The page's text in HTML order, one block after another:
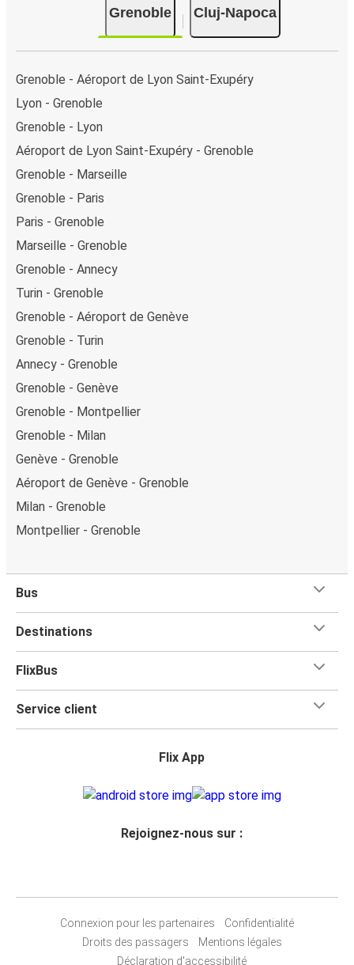
montez à bord du bus).Grenoble Cluj-Napoca
Grenoble - Aéroport de Lyon Saint-Exupéry
Lyon - Grenoble
Grenoble - Lyon
Aéroport de Lyon Saint-Exupéry - Grenoble
Grenoble - Marseille
Grenoble - Paris
Paris - Grenoble
Marseille - Grenoble
Grenoble - Annecy
Turin - Grenoble
Grenoble - Aéroport de Genève
Grenoble - Turin
Annecy - Grenoble
Grenoble - Genève
Grenoble - Montpellier
Grenoble - Milan
Genève - Grenoble
Aéroport de Genève - Grenoble
Milan - Grenoble
Montpellier - Grenoble
Bus
Destinations
FlixBus
Service client
Flix App
Rejoignez-nous sur :
Connexion pour les partenaires
Confidentialité
Droits des passagers
Mentions légales
Déclaration d'accessibilité